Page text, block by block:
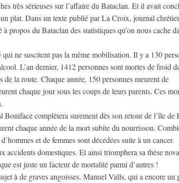
très sérieuses sur l’affaire du Bataclan. Et il avait
plat. Dans un texte publié par La Croix, journal
propos du Bataclan des statistiques qu’on nous cache
ne suscitent pas la même mobilisation. Il y a 130
L’an dernier, 1412 personnes sont mortes de froid
la route. Chaque année, 150 personnes meurent de
chaque jour sous les coups de leurs parents. Ces
Boniface complètera surement dès son retour de l’île de
chaque année de la mort subite du nourrisson.
et de femmes sont décédées suite à un cancer.
accidents domestiques. Et ainsi triomphera sa thèse
est juste un facteur de mortalité parmi d’autres !
à de graves angoisses. Manuel Valls, qui a encore un